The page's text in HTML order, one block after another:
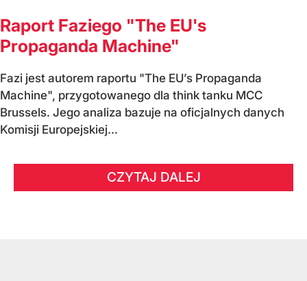
Raport Faziego "The EU's
Propaganda Machine"
Fazi jest autorem raportu "The EU’s Propaganda
Machine", przygotowanego dla think tanku MCC
Brussels. Jego analiza bazuje na oficjalnych danych
Komisji Europejskiej...
CZYTAJ DALEJ